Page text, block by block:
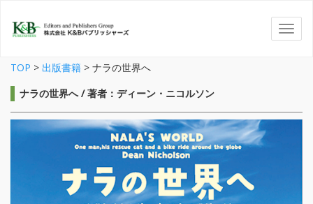
TOP > 出版書籍 > ナラの世界へ
ナラの世界へ / 著者：ディーン・ニコルソン